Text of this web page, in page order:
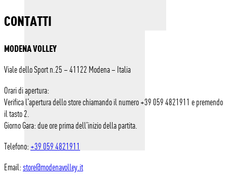
CONTATTI
MODENA VOLLEY
Viale dello Sport n.25 – 41122 Modena – Italia
Orari di apertura:
Verifica l’apertura dello store chiamando il numero +39 059 4821911 e premendo
il tasto 2.
Giorno Gara: due ore prima dell’inizio della partita.
Telefono:+39 059 4821911
Email:store@modenavolley.it